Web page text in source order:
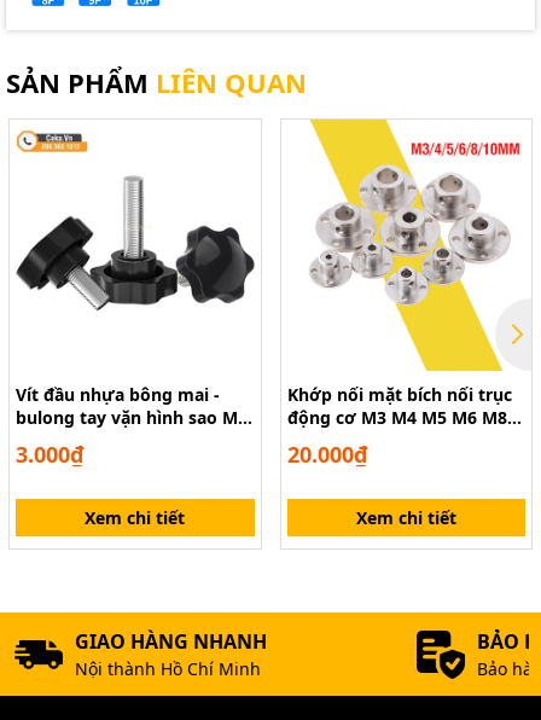
SẢN PHẨM LIÊN QUAN
Vít đầu nhựa bông mai -
bulong tay vặn hình sao M4
3.000₫
Xem chi tiết
Khớp nối mặt bích nối trục
động cơ M3 M4 M5 M6 M8
20.000₫
Xem chi tiết
GIAO HÀNG NHANH
Nội thành Hồ Chí Minh
BẢO
Bảo